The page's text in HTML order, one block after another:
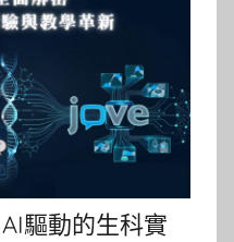
驅動的生科實